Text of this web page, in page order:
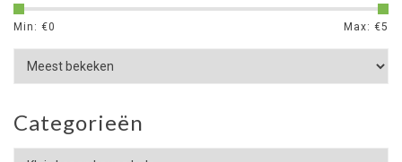
Min: €0 Max: €5
Categorieën